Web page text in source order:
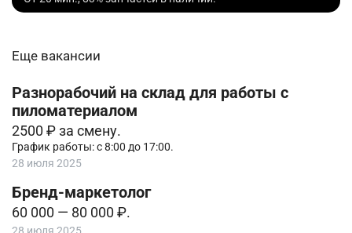
Еще вакансии
Разнорабочий на склад для работы с
пиломатериалом
2500 ₽ за смену.
График работы: с 8:00 до 17:00.
28 июля 2025
Бренд-маркетолог
60 000 — 80 000 ₽.
28 июля 2025